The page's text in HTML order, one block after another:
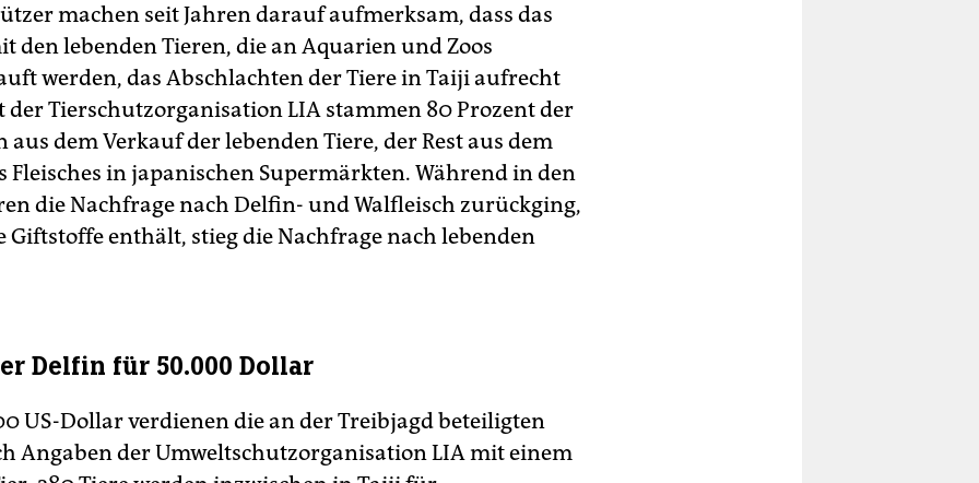
machen seit Jahren darauf aufmerksam, dass das
den lebenden Tieren, die an Aquarien und Zoos
werden, das Abschlachten der Tiere in Taiji aufrecht
der Tierschutzorganisation LIA stammen 80 Prozent der
aus dem Verkauf der lebenden Tiere, der Rest aus dem
Fleisches in japanischen Supermärkten. Während in den
die Nachfrage nach Delfin- und Walfleisch zurückging,
Giftstoffe enthält, stieg die Nachfrage nach lebenden
Delfin für 50.000 Dollar
US-Dollar verdienen die an der Treibjagd beteiligten
Angaben der Umweltschutzorganisation LIA mit einem